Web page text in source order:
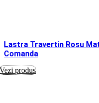
Lastra Travertin Rosu
Comanda
Vezi produs